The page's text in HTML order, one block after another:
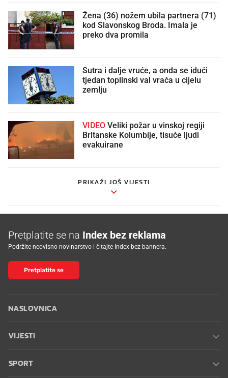
Žena (36) nožem ubila partnera (71)
kod Slavonskog Broda. Imala je
preko dva promila
Sutra i dalje vruće, a onda se idući
tjedan toplinski val vraća u cijelu
zemlju
VIDEO
Britanske Kolumbije, tisuće ljudi
evakuirane
PRIKAŽI JOŠ VIJESTI
Pretplatite se na Index bez reklama
Podržite neovisno novinarstvo i čitajte Index bez bannera.
Pretplatite se
NASLOVNICA
VIJESTI
SPORT